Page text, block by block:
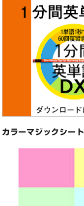
カラーマジックシート